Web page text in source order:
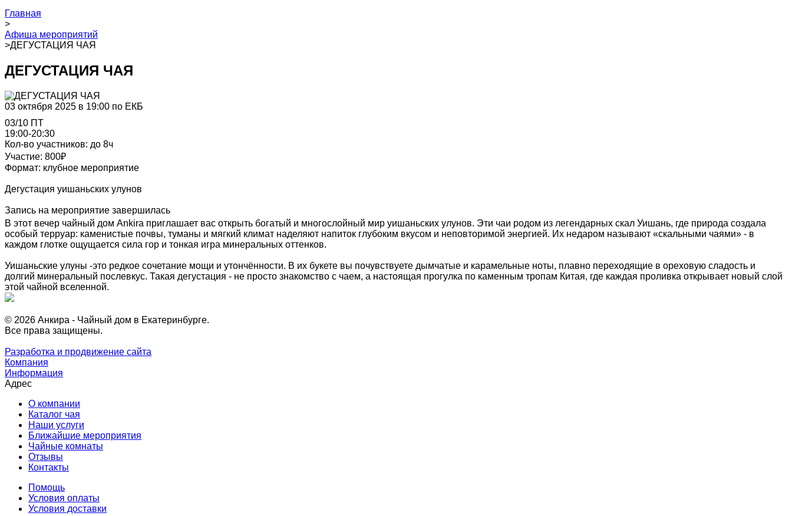
Главная
>
Афиша мероприятий
>ДЕГУСТАЦИЯ ЧАЯ
ДЕГУСТАЦИЯ ЧАЯ
03 октября 2025 в 19:00 по ЕКБ
03/10 ПТ
19:00-20:30
Кол-во участников: до 8ч
Участие: 800₽
Формат: клубное мероприятие
Дегустация уишаньских улунов
Запись на мероприятие завершилась
В этот вечер чайный дом Ankira приглашает вас открыть богатый и многослойный мир уишаньских улунов. Эти чаи родом из легендарных скал Уишань, где природа создала
особый терруар: каменистые почвы, туманы и мягкий климат наделяют напиток глубоким вкусом и неповторимой энергией. Их недаром называют «скальными чаями» - в
каждом глотке ощущается сила гор и тонкая игра минеральных оттенков.
Уишаньские улуны -это редкое сочетание мощи и утончённости. В их букете вы почувствуете дымчатые и карамельные ноты, плавно переходящие в ореховую сладость и
долгий минеральный послевкус. Такая дегустация - не просто знакомство с чаем, а настоящая прогулка по каменным тропам Китая, где каждая проливка открывает новый слой
этой чайной вселенной.
© 2026 Анкира - Чайный дом в Екатеринбурге.
Все права защищены.
Разработка и продвижение сайта
Компания
Информация
Адрес
О компании
Каталог чая
Наши услуги
Ближайшие мероприятия
Чайные комнаты
Отзывы
Контакты
Помощь
Условия оплаты
Условия доставки